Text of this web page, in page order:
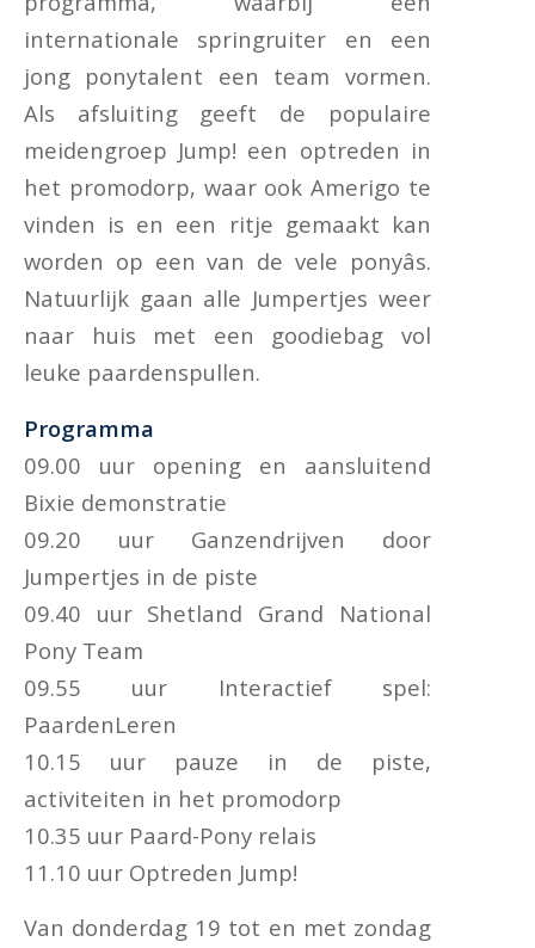
internationale springruiter en een
jong ponytalent een team vormen.
Als afsluiting geeft de populaire
meidengroep Jump! een optreden in
het promodorp, waar ook Amerigo te
vinden is en een ritje gemaakt kan
worden op een van de vele ponyâs.
Natuurlijk gaan alle Jumpertjes weer
naar huis met een goodiebag vol
leuke paardenspullen.
Programma
09.00 uur opening en aansluitend
Bixie demonstratie
09.20 uur Ganzendrijven door
Jumpertjes in de piste
09.40 uur Shetland Grand National
Pony Team
09.55 uur Interactief spel:
PaardenLeren
10.15 uur pauze in de piste,
activiteiten in het promodorp
10.35 uur Paard-Pony relais
11.10 uur Optreden Jump!
Van donderdag 19 tot en met zondag